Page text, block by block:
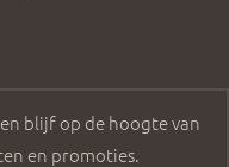
blijf op de hoogte van
en promoties.